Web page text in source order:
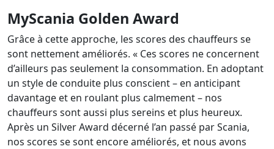
MyScania Golden Award
Grâce à cette approche, les scores des chauffeurs se
sont nettement améliorés. « Ces scores ne concernent
d’ailleurs pas seulement la consommation. En adoptant
un style de conduite plus conscient – en anticipant
davantage et en roulant plus calmement – nos
chauffeurs sont aussi plus sereins et plus heureux.
Après un Silver Award décerné l’an passé par Scania,
nos scores se sont encore améliorés, et nous avons